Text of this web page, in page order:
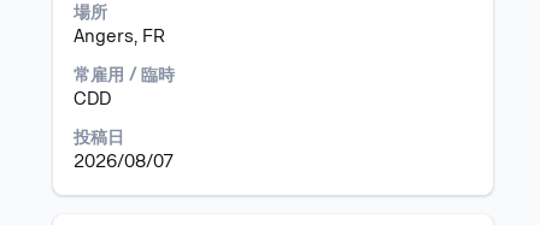
に
は、
Space
キ
ー
で
選
場所
Angers, FR
常雇用 / 臨時
CDD
投稿日
2026/08/07
の
全
コ
ン
ン
ツ